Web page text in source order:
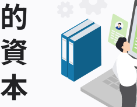
的
資
本